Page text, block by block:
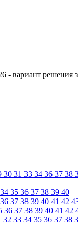
- вариант решения
30 31 33 34 36 37 38
34 35 36 37 38 39 40
36 37 38 39 40 41 42
36 37 38 39 40 41 42
32 33 34 35 36 37 38